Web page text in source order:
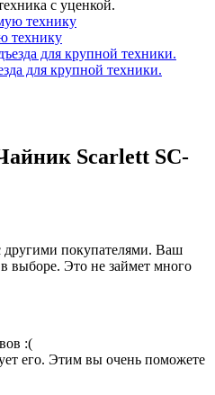
с уценкой.
технику
для крупной техники.
Scarlett SC-
покупателями. Ваш
выборе. Это не займет много
:(
его. Этим вы очень поможете